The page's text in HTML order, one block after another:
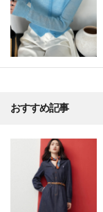
おすすめ記事